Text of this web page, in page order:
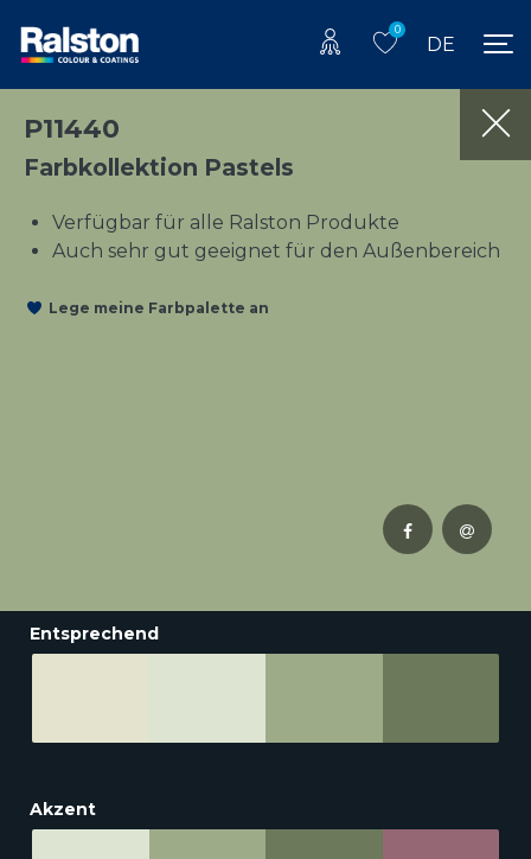
0
DE
P11440
Farbkollektion Pastels
Verfügbar für alle Ralston Produkte
Auch sehr gut geeignet für den Außenbereich
Lege meine Farbpalette an
Entsprechend
Akzent